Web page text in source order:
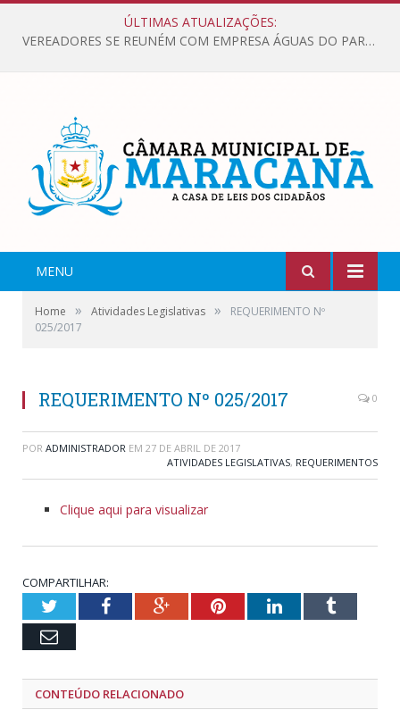
ÚLTIMAS ATUALIZAÇÕES:
VEREADORES SE REUNÉM COM EMPRESA ÁGUAS DO PARÁ, PARA APRESENTAR REIVINDICAÇÕES E MELHORIAS NA QUALIDADE DOS SERVIÇOS OFERECIDOS Á POPULAÇÃO.
MENU
Home » Atividades Legislativas »
REQUERIMENTO Nº
025/2017
REQUERIMENTO Nº 025/2017 0
POR ADMINISTRADOR EM 27 DE ABRIL DE 2017
ATIVIDADES LEGISLATIVAS, REQUERIMENTOS
Clique aqui para visualizar
COMPARTILHAR:
TwitterFacebookGoogle+PinterestLinkedInTumblr
Email
CONTEÚDO RELACIONADO